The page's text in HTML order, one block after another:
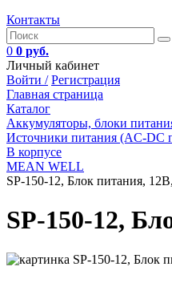
Контакты
0 0 руб.
Личный кабинет
Войти / Регистрация
Главная страница
Каталог
Аккумуляторы, блоки
Источники питания (AC-DC
В корпусе
MEAN WELL
SP-150-12, Блок питания,
SP-150-12,